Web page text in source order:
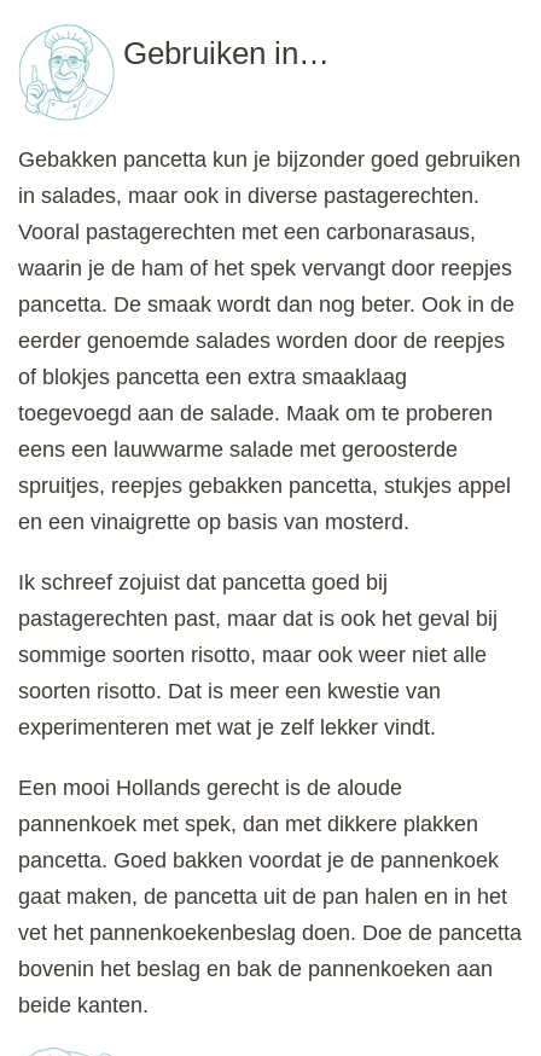
Gebruiken in…
Gebakken pancetta kun je bijzonder goed gebruiken
in salades, maar ook in diverse pastagerechten.
Vooral pastagerechten met een carbonarasaus,
waarin je de ham of het spek vervangt door reepjes
pancetta. De smaak wordt dan nog beter. Ook in de
eerder genoemde salades worden door de reepjes
of blokjes pancetta een extra smaaklaag
toegevoegd aan de salade. Maak om te proberen
eens een lauwwarme salade met geroosterde
spruitjes, reepjes gebakken pancetta, stukjes appel
en een vinaigrette op basis van mosterd.
Ik schreef zojuist dat pancetta goed bij
pastagerechten past, maar dat is ook het geval bij
sommige soorten risotto, maar ook weer niet alle
soorten risotto. Dat is meer een kwestie van
experimenteren met wat je zelf lekker vindt.
Een mooi Hollands gerecht is de aloude
pannenkoek met spek, dan met dikkere plakken
pancetta. Goed bakken voordat je de pannenkoek
gaat maken, de pancetta uit de pan halen en in het
vet het pannenkoekenbeslag doen. Doe de pancetta
bovenin het beslag en bak de pannenkoeken aan
beide kanten.